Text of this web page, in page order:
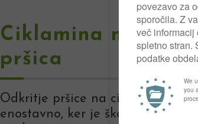
Ciklamina
pršica
Odkritje pršice na ciklami ni tako
enostavno, ker je škodljivec